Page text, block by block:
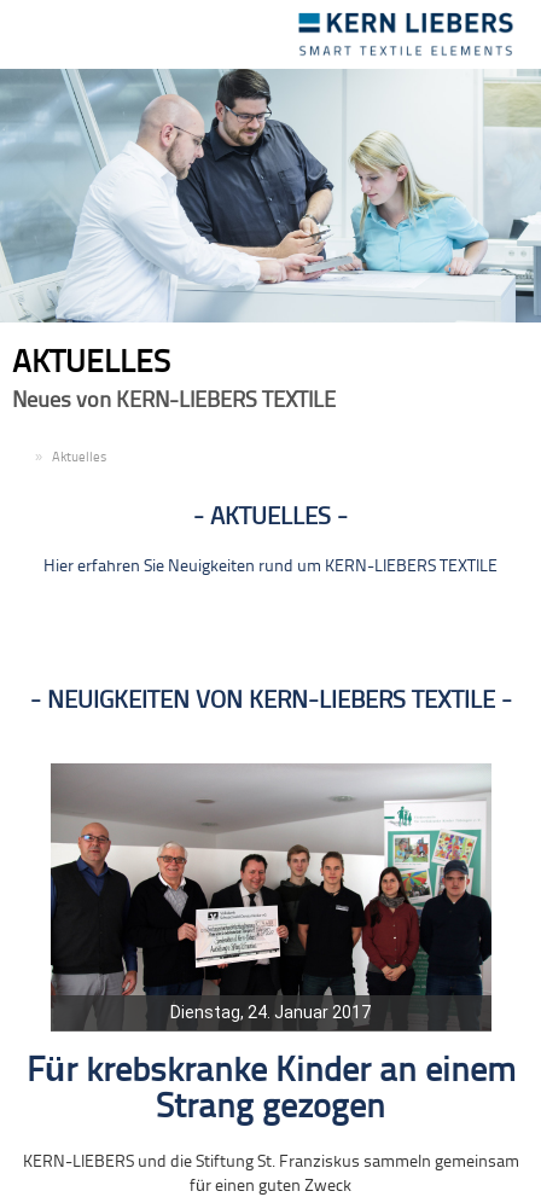
navigation
AKTUELLES
Neues von KERN-LIEBERS TEXTILE
Aktuelles
AKTUELLES
Hier erfahren Sie Neuigkeiten rund um KERN-LIEBERS TEXTILE
NEUIGKEITEN VON KERN-LIEBERS TEXTILE
Dienstag, 24. Januar 2017
Für krebskranke Kinder an einem
Strang gezogen
KERN-LIEBERS und die Stiftung St. Franziskus sammeln gemeinsam
für einen guten Zweck